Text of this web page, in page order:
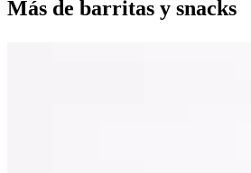
Más de barritas y snacks